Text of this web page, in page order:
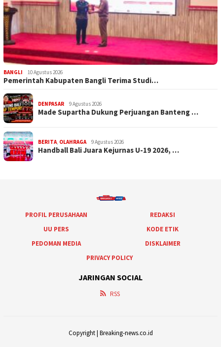
BANGLI 10 Agustus 2026
Pemerintah Kabupaten Bangli Terima Studi…
DENPASAR 9 Agustus 2026
Made Supartha Dukung Perjuangan Banteng …
BERITA OLAHRAGA 9 Agustus 2026
Handball Bali Juara Kejurnas U-19 2026, …
PROFIL PERUSAHAAN
REDAKSI
UU PERS
KODE ETIK
PEDOMAN MEDIA
DISKLAIMER
PRIVACY POLICY
JARINGAN SOCIAL
RSS
Copyright | Breaking-news.co.id